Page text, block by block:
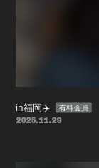
in福岡✈️ 有料会員
2025.11.29